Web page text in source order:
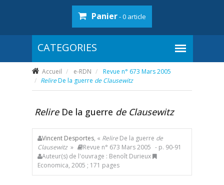
Panier- 0 article
Accueil e-RDN
Revue n° 673 Mars 2005
RelireDe la guerre de Clausewitz
Relire De la guerre de Clausewitz
Vincent Desportes, « Relire De la guerre de
Clausewitz» Revue n° 673 Mars 2005 - p. 90-91
Auteur(s) de l'ouvrage : Benoît Durieux
Economica, 2005 ; 171 pages